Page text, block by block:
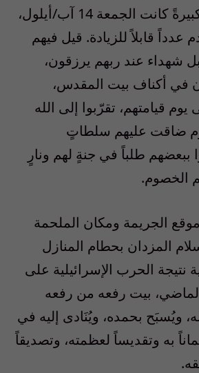
القول أن جريمةً كبيرةً كانت الجمعة 14 آب/أيلول،
28 بني آدم عدداً قابلاً للزيادة. قيل فيهم
شهداء عند ربهم يرزقون،
في أكناف بيت المقدس،
قيامتهم، تقرّبوا إلى الله
ضاقت عليهم سلطاتٍ
طلباً في جنةٍ لهم ونارٍ
الخصوم.
الجريمة ومكان الملحمة
المزدان بحطام المنازل
نتيجة الحرب الإسرائيلية على
بيت رفعه من رفعه
ويُسبَح بحمده، ويُنَادى إليه في
به وتقديساً لعظمته، وتصديقاً